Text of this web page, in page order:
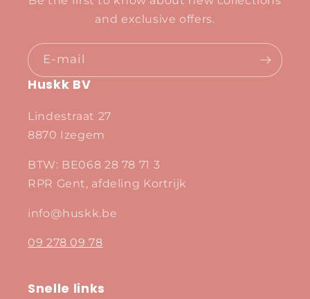
and exclusive offers.
E‑mail
Huskk BV
Lindestraat 27
8870 Izegem
BTW: BE068 28 78 71 3
RPR Gent, afdeling Kortrijk
info@huskk.be
09 278 09 78
Snelle links